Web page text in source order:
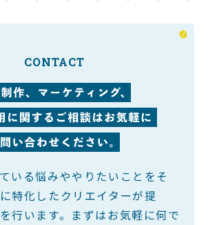
CONTACT
いる悩みややりたいことをそ
特化したクリエイターが提
行います。 まずはお気軽に何で